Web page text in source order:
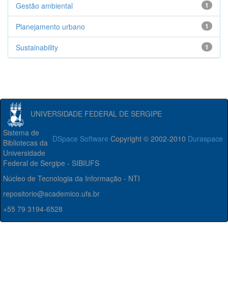
1
Gestão ambiental
1
Planejamento urbano
1
Sustainability
UNIVERSIDADE FEDERAL DE SERGIPE
DSpace Software Copyright © 2002-2010 Duraspace
Sistema de
Bibliotecas da
Universidade
Federal de Sergipe - SIBIUFS
Núcleo de Tecnologia da Informação - NTI
repositorio@academico.ufs.br
+55 79 3194-6528